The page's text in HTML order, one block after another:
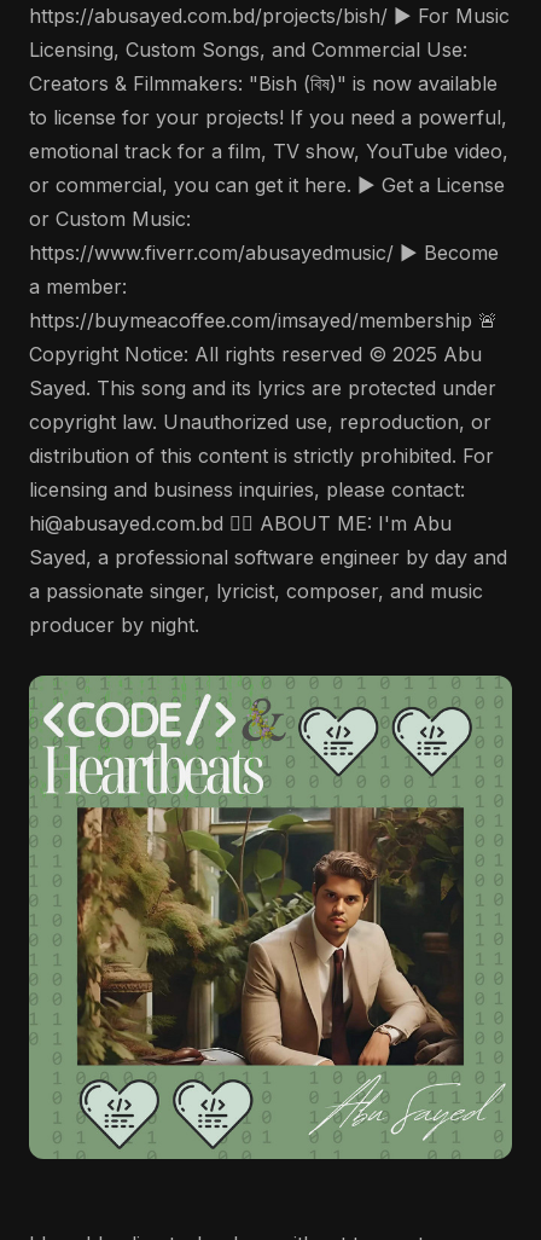
https://abusayed.com.bd/projects/bish/ ▶️ For Music
Licensing, Custom Songs, and Commercial Use:
Creators & Filmmakers: "Bish (বিষ)" is now available
to license for your projects! If you need a powerful,
emotional track for a film, TV show, YouTube video,
or commercial, you can get it here. ▶️ Get a License
or Custom Music:
https://www.fiverr.com/abusayedmusic/ ▶️ Become
a member:
https://buymeacoffee.com/imsayed/membership 🚨
Copyright Notice: All rights reserved © 2025 Abu
Sayed. This song and its lyrics are protected under
copyright law. Unauthorized use, reproduction, or
distribution of this content is strictly prohibited. For
licensing and business inquiries, please contact:
hi@abusayed.com.bd 🤵‍♂️ ABOUT ME: I'm Abu
Sayed, a professional software engineer by day and
a passionate singer, lyricist, composer, and music
producer by night.